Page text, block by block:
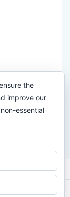
the
improve our
essential